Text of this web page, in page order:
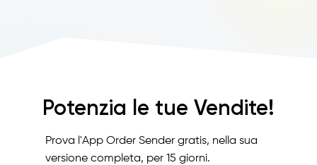
Potenzia le tue Vendite!
Prova l'App Order Sender gratis, nella sua
versione completa, per 15 giorni.